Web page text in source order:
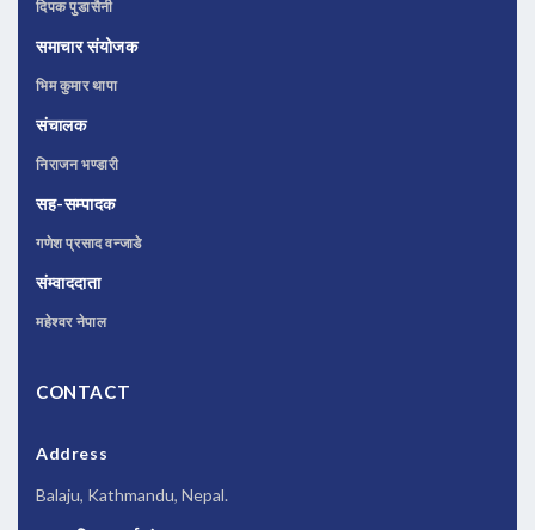
दिपक पुडासैनी
समाचार संयोजक
भिम कुमार थापा
संचालक
निराजन भण्डारी
सह-सम्पादक
गणेश प्रसाद वन्जाडे
संम्वाददाता
महेश्वर नेपाल
CONTACT
Address
Balaju, Kathmandu, Nepal.